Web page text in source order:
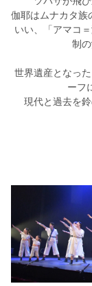
伽耶はムナカタ族
いい、「アマコ
制
世界遺産となっ
ーフ
現代と過去を